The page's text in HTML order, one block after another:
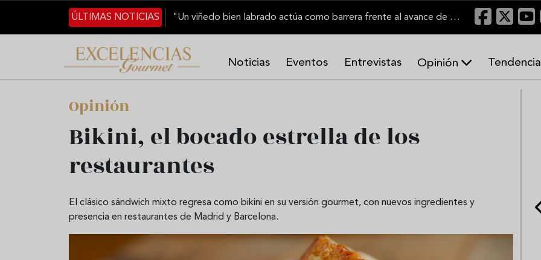
Pasar al contenido principal
ÚLTIMAS NOTICIAS
"Un viñedo bien labrado actúa como barrera frente al avance de las llamas"
Noticias Eventos Entrevistas Opinión
Opinión
Bikini, el bocado estrella de los
restaurantes
El clásico sándwich mixto regresa como bikini en su versión gourmet, con nuevos ingredientes y
presencia en restaurantes de Madrid y Barcelona.